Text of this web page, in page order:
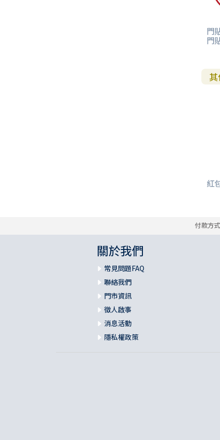
門
門
紅
付款方
關於我們
常見問題FAQ
聯絡我們
門市資訊
徵人啟事
消息活動
隱私權政策